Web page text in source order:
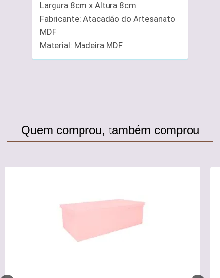
Largura 8cm x Altura 8cm
Fabricante: Atacadão do Artesanato
MDF
Material: Madeira MDF
Quem comprou, também comprou